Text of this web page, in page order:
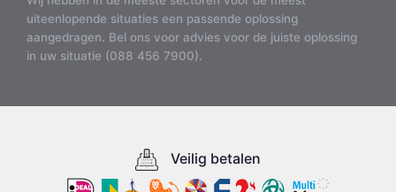
uiteenlopende situaties een passende oplossing
aangedragen. Bel ons voor advies voor de juiste oplossing
in uw situatie (088 456 7900).
Veilig betalen